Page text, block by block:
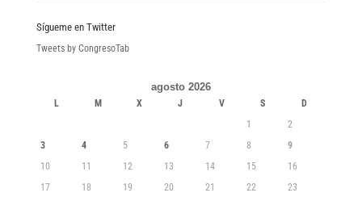
Sígueme en Twitter
Tweets by CongresoTab
agosto 2026
L M X J V S
D
1
2
3
4 5 6 7 8
9
10
11 12 13 14 15
16
17
18 19 20 21 22
23